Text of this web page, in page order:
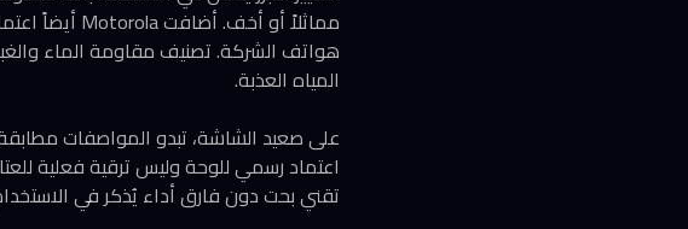
المياه العذبة.
تقني بحت دون فارق أداء يُذكر في